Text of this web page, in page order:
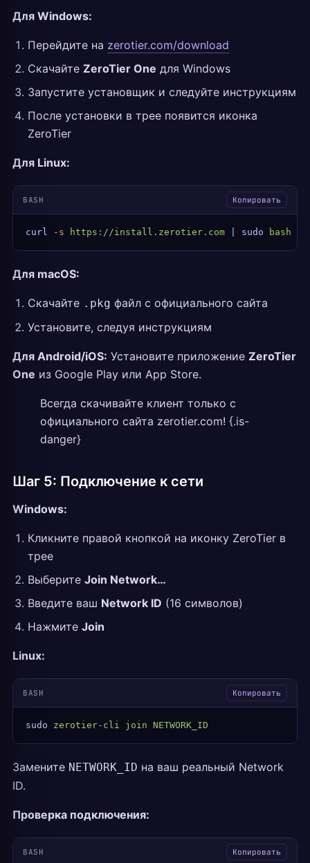
Для Windows:
Перейдите на zerotier.com/download
Скачайте ZeroTier One для Windows
Запустите установщик и следуйте инструкциям
После установки в трее появится иконка
ZeroTier
Для Linux:
BASH Копировать
curl -s https://install.zerotier.com sudo bash
Для macOS:
Скачайте .pkg файл с официального сайта
Установите, следуя инструкциям
Для Android/iOS: Установите приложение ZeroTier
One из Google Play или App Store.
Всегда скачивайте клиент только с
официального сайта zerotier.com! {.is-
danger}
Шаг 5: Подключение к сети
Windows:
Кликните правой кнопкой на иконку ZeroTier в
трее
Выберите Join Network…
Введите ваш Network ID (16 символов)
Нажмите Join
Linux:
BASH Копировать
sudo zerotier-cli join NETWORK_ID
Замените NETWORK_ID на ваш реальный Network
ID.
Проверка подключения:
BASH Копировать